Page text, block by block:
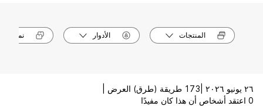
المنتجات الأدوار نماذج
٢٦ يونيو ٢٠٢٦ |
173 طريقة (طرق) العرض |
0 اعتقد أشخاص أن هذا كان مفيدًا